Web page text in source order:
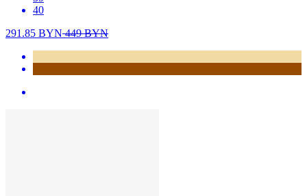
40
291.85 BYN449BYN